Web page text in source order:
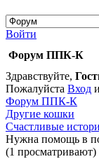
Войти
Форум ППК-К
Здравствуйте,
Пожалуйста Вход
Форум ППК-К
Другие кошки
Счастливые
Нужна помощь в
(1 просматривают)